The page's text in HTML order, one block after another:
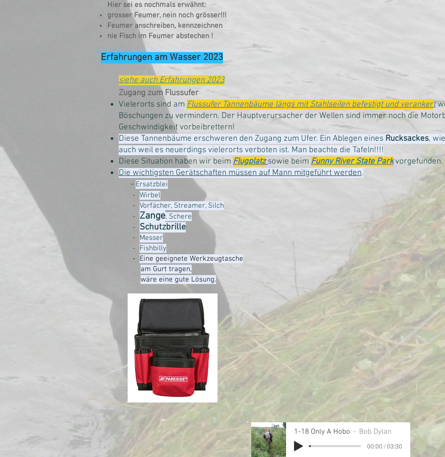
Hier sei es nochmals erwähnt:
grosser Feumer, nein noch grösser!!!
Feumer anschreiben, kennzeichnen
nie Fisch im Feumer abstechen !
Erfahrungen am Wasser 2023
siehe auch Erfahrungen 2023
Zugang zum Flussufer
Vielerorts sind am Flussufer Tannenbäume längs mit Stahlseilen befestigt und verankert
Böschungen zu vermindern. Der Hauptverursacher der Wellen sind immer noch die
Geschwindigkeit vorbeibrettern!
Diese Tannenbäume erschweren den Zugang zum Ufer. Ein Ablegen eines Rucksackes,
auch weil es neuerdings vielerorts verboten ist. Man beachte die Tafeln!!!!
Diese Situation haben wir beim Flugplatz sowie beim Funny River State Parkvorgefunden.
Die wichtigsten Gerätschaften müssen auf Mann mitgeführt werden.
- Ersatzblei
- Wirbel
- Vorfächer, Streamer, Silch
- Zange, Schere
- Schutzbrille
- Messer
- Fishbilly
- Eine geeignete Werkzeugtasche
am Gurt tragen,
wäre eine gute Lösung.
1-18 Only A Hobo Bob Dylan
00:00 / 03:30